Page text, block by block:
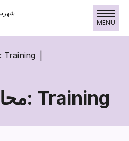
MENU
محافظت شده: Training
محافظت شده: Training
محافظت
شده: